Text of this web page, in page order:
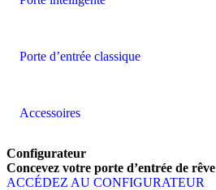
Porte d’entrée classique
Accessoires
Configurateur
Concevez votre porte d’entrée de rêve
ACCÉDEZ AU CONFIGURATEUR